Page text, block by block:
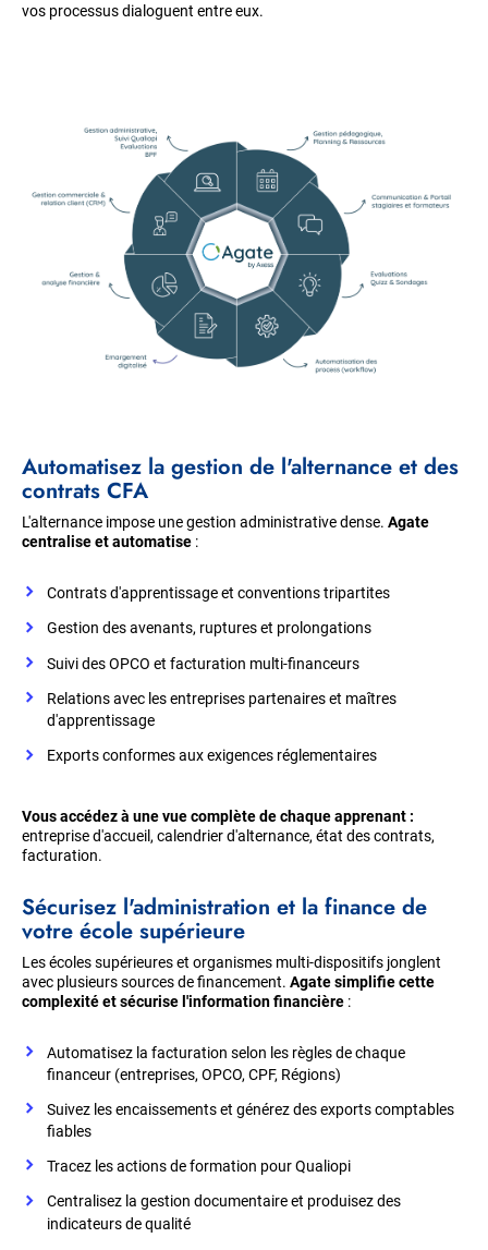
vos processus dialoguent entre eux.
Automatisez la gestion de l'alternance et des
contrats CFA
L'alternance impose une gestion administrative dense. Agate
centralise et automatise :
Contrats d'apprentissage et conventions tripartites
Gestion des avenants, ruptures et prolongations
Suivi des OPCO et facturation multi-financeurs
Relations avec les entreprises partenaires et maîtres
d'apprentissage
Exports conformes aux exigences réglementaires
Vous accédez à une vue complète de chaque apprenant :
entreprise d'accueil, calendrier d'alternance, état des contrats,
facturation.
Sécurisez l'administration et la finance de
votre école supérieure
Les écoles supérieures et organismes multi-dispositifs jonglent
avec plusieurs sources de financement. Agate simplifie cette
complexité et sécurise l'information financière :
Automatisez la facturation selon les règles de chaque
financeur (entreprises, OPCO, CPF, Régions)
Suivez les encaissements et générez des exports comptables
fiables
Tracez les actions de formation pour Qualiopi
Centralisez la gestion documentaire et produisez des
indicateurs de qualité